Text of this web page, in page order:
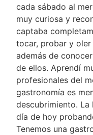
cada sábado al
muy curiosa y
captaba
tocar, probar y
además de
de ellos. Aprendí
profesionales del
gastronomía es
descubrimiento.
día de hoy
Tenemos una